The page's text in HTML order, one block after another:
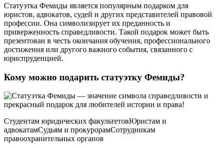
Статуэтка Фемиды является популярным подарком для
юристов, адвокатов, судей и других представителей правовой
профессии. Она символизирует их преданность и
приверженность справедливости. Такой подарок может быть
презентован в честь окончания обучения, профессионального
достижения или другого важного события, связанного с
юриспруденцией.
Кому можно подарить статуэтку Фемиды?
Студентам юридических факультетовЮристам и
адвокатамСудьям и прокурорамСотрудникам
правоохранительных органов